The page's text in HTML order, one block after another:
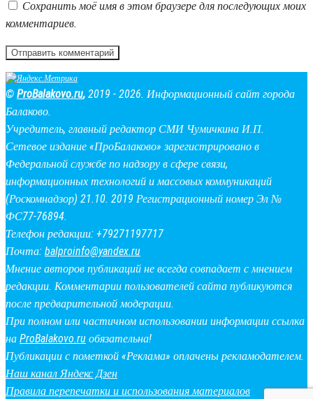
Сохранить моё имя в этом браузере для последующих моих
комментариев.
© ProBalakovo.ru, 2019 - 2026. Информационный сайт города
Балаково.
Учредитель, главный редактор СМИ Чумичкина И.П.
Сетевое издание «ПроБалаково» зарегистрировано в
Федеральной службе по надзору в сфере связи,
информационных технологий и массовых коммуникаций
(Роскомнадзор) 21.10. 2019 Регистрационный номер Эл №
ФС77-76894.
Телефон редакции: +79271197717
Почта: balproinfo@yandex.ru
Мнение авторов публикаций не всегда совпадает с мнением
редакции. Комментарии пользователей сайта публикуются
после предварительной модерации.
При полном или частичном использовании информации ссылка
на ProBalakovo.ru обязательна!
Публикации с пометкой «Реклама» оплачены рекламодателем.
Наш канал Яндекс Дзен
Правила перепечатки и использования материалов